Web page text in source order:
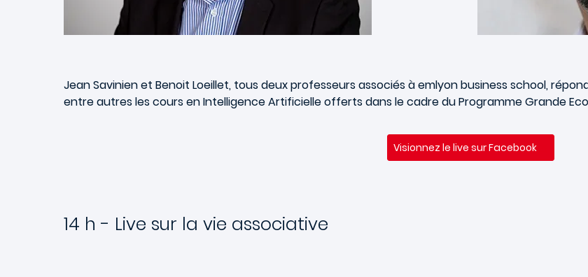
Jean Savinien et Benoit Loeillet, tous deux professeurs associés àemlyonbusiness school,
entre autres les cours en Intelligence Artificielle offerts dans le cadre du Programme Grande
Visionnez le live sur Facebook
14 h - Live sur la vie associative